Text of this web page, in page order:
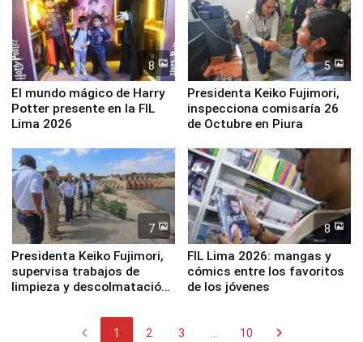
8
El mundo mágico de Harry
Potter presente en la FIL
Lima 2026
5
Presidenta Keiko Fujimori,
inspecciona comisaría 26
de Octubre en Piura
7
Presidenta Keiko Fujimori,
supervisa trabajos de
limpieza y descolmatación
8
FIL Lima 2026: mangas y
cómics entre los favoritos
de los jóvenes
chevron_left 1 2 3 10 chevron_right